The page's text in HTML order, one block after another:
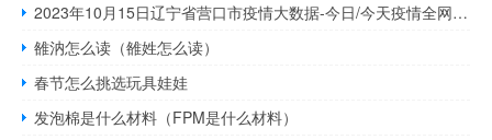
2023年10月15日辽宁省营口市疫情大数据-今日/今天疫情全网搜索最新实时消息动态情况通知播报
雒汭怎么读（雒姓怎么读）
春节怎么挑选玩具娃娃
发泡棉是什么材料（FPM是什么材料）